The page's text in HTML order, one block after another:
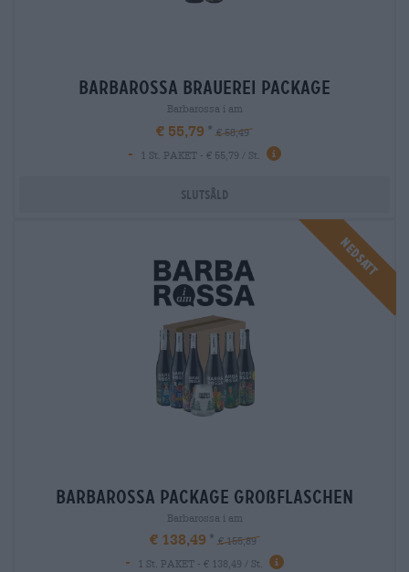
barbarossa brauerei package
Barbarossa i am
€ 55,79 € 58,49
- 1 St. PAKET - € 55,79 / St.
Slutsåld
Nedsatt
barbarossa package großflaschen
Barbarossa i am
€ 138,49 € 155,89
- 1 St. PAKET - € 138,49 / St.